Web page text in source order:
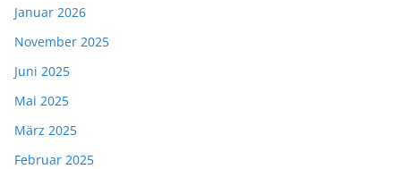
Januar 2026
November 2025
Juni 2025
Mai 2025
März 2025
Februar 2025